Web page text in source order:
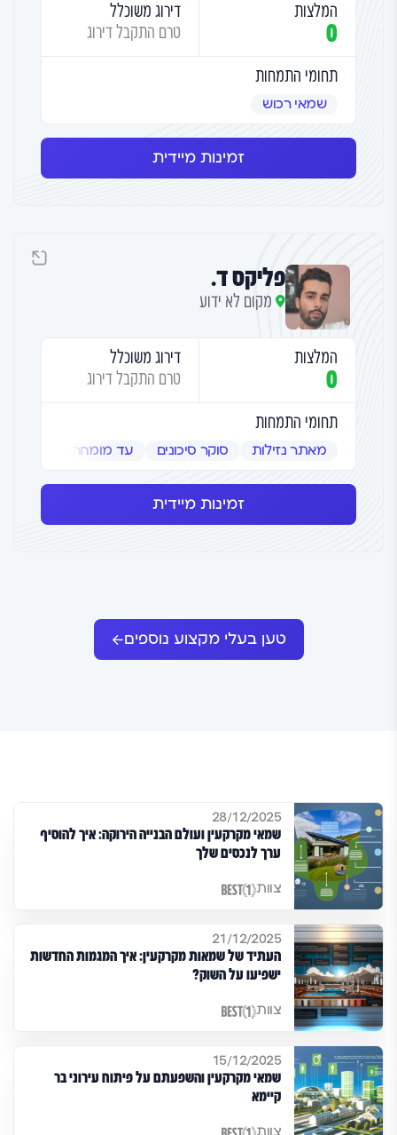
המלצות
0
דירוג משוכלל
טרם התקבל דירוג
תחומי התמחות
שמאי רכוש
זמינות מיידית
פליקס ד.
מקום לא ידוע
המלצות
0
דירוג משוכלל
טרם התקבל דירוג
תחומי התמחות
מאתר נזילות סוקר סיכונים עד מומחה
זמינות מיידית
טען בעלי מקצוע נוספים
28/12/2025
שמאי מקרקעין ועולם הבנייה הירוקה: איך להוסיף
ערך לנכסים שלך
צוות
21/12/2025
העתיד של שמאות מקרקעין: איך המגמות החדשות
ישפיעו על השוק?
צוות
15/12/2025
שמאי מקרקעין והשפעתם על פיתוח עירוני בר
קיימא
צוות